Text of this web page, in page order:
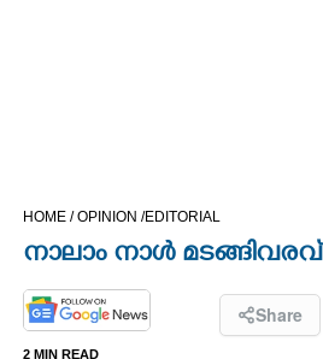
OPINION
HOME /OPINION /EDITORIAL
നാലാം നാൾ മടങ്ങിവരവ്
Share
2 MIN READ